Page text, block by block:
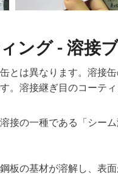
ング - 溶接
とは異なります。溶接
。溶接継ぎ目のコーテ
接の一種である「シー
板の基材が溶解し、表